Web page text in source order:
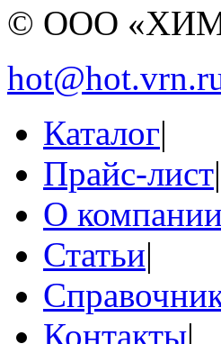
© ООО
Каталог|
Прайс-лист|
О компании
Статьи|
Контакты|